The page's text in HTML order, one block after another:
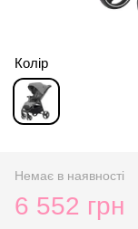
Колір
Немає в наявності
6 552 грн